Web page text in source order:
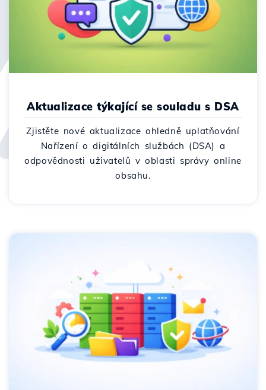
Aktualizace týkající se souladu s DSA
Zjistěte nové aktualizace ohledně uplatňování
Nařízení o digitálních službách (DSA) a
odpovědnosti uživatelů v oblasti správy online
obsahu.